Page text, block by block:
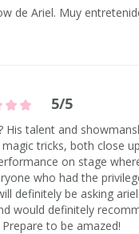
de Ariel. Muy
5/5
His talent and
tricks, both close
on stage
who had the
definitely be asking
would definitely
to be amazed!